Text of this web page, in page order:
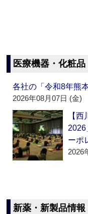
医療機器・化粧品
各社の「令和8年熊
2026年08月07日 (金)
【
2026
ーポ
2026
新薬・新製品情報